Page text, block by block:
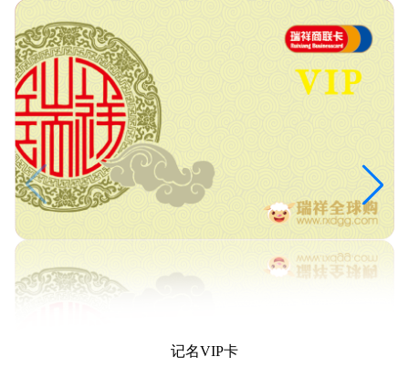
记名VIP卡